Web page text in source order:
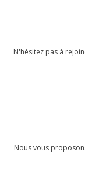
N'hésitez pas à
Nous vous